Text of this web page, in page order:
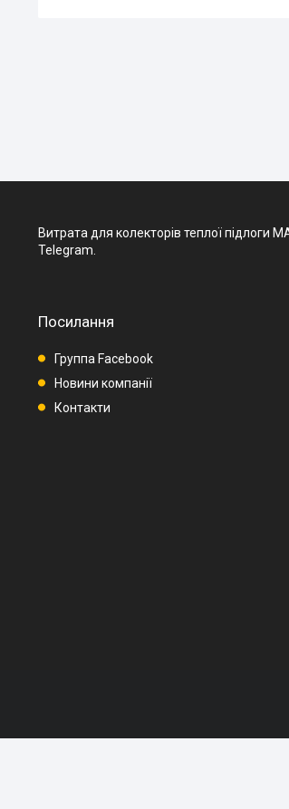
Витрата для колекторів теплої підлоги
Telegram.
Посилання
Группа Facebook
Новини компанії
Контакти